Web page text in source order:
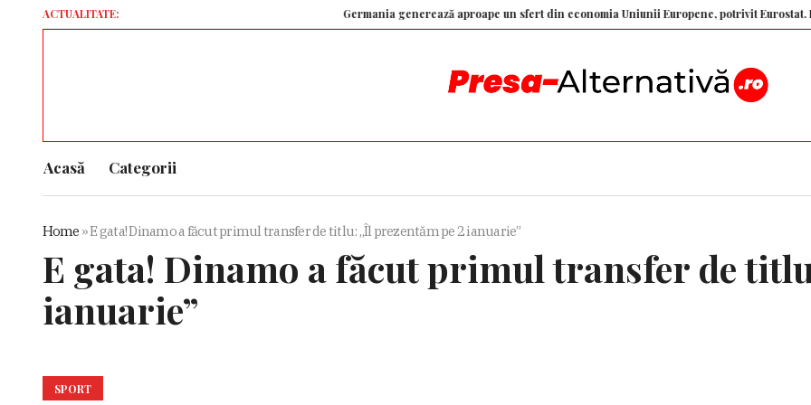
ACTUALITATE: Germania generează aproape un sfert din economia Uniunii Europene, potrivit Eurostat. PIB-ul
Acasă Categorii
Home »E gata! Dinamo a făcut primul transfer de titlu: „Îl prezentăm pe 2 ianuarie”
E gata! Dinamo a făcut primul transfer de
ianuarie”
SPORT